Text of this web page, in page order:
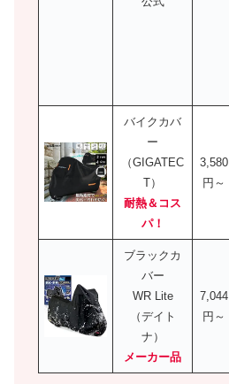
バイクカバ
ー
（GIGATEC
T）
耐熱＆コス
パ！
3,580
円～
ブラックカ
バー
WR Lite
（デイト
ナ）
メーカー品
7,044
円～